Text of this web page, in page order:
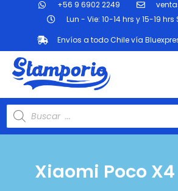
contenido
+56 9 6902 2249
Lun - Vie: 10-14 hrs y 15-19 hrs
Envíos a todo Chile vía
Búsqueda
de
productos
Xiaomi Poco X4